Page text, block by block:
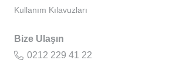
Kullanım Kılavuzları
Bize Ulaşın
0212 229 41 22